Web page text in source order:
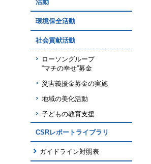
活動
環境保全活動
社会貢献活動
ローソングループ
“マチの幸せ”募金
災害義援金募金の実施
地域の美化活動
子どもの教育支援
CSRレポートライブラリ
ガイドライン対照表